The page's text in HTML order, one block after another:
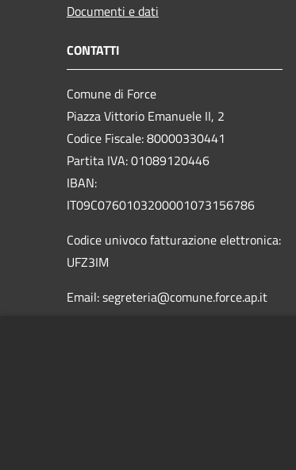
Documenti e dati
CONTATTI
Comune di Force
Piazza Vittorio Emanuele II, 2
Codice Fiscale: 80000330441
Partita IVA: 01089120446
IBAN:
IT09C0760103200001073156786
Codice univoco fatturazione elettronica:
UFZ3IM
Email: segreteria@comune.force.ap.it